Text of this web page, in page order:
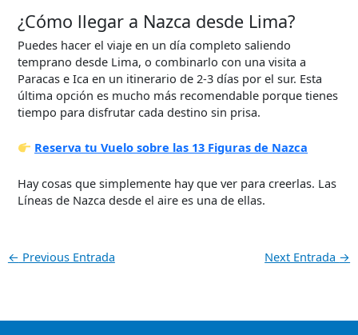
¿Cómo llegar a Nazca desde Lima?
Puedes hacer el viaje en un día completo saliendo
temprano desde Lima, o combinarlo con una visita a
Paracas e Ica en un itinerario de 2-3 días por el sur. Esta
última opción es mucho más recomendable porque tienes
tiempo para disfrutar cada destino sin prisa.
Reserva tu Vuelo sobre las 13 Figuras de Nazca
Hay cosas que simplemente hay que ver para creerlas. Las
Líneas de Nazca desde el aire es una de ellas.
← Previous Entrada Next Entrada →